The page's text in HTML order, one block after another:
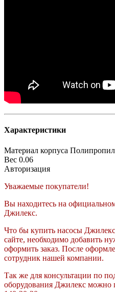
Характеристики
Материал корпуса
Вес 0.06
Авторизация
Уважаемые покупатели!
Вы находитесь на
Джилекс.
Что бы купить насосы
сайте, необходимо добавить
оформить заказ. После
сотрудник нашей компании.
Так же для консультации по
оборудования Джилекс можно